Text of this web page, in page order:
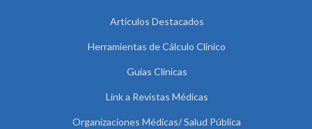
Artículos Destacados
Herramientas de Cálculo Clínico
Guías Clínicas
Link a Revistas Médicas
Organizaciones Médicas/ Salud Pública